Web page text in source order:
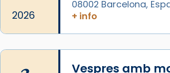
a Barcelona, i als
a la Catedral de
cardenal Joan Josep
presidit la missa i l’ha
2026
08002 Barcelona,
+ info
Vespres amb